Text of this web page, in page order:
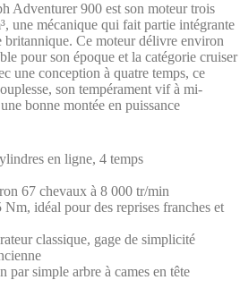
Adventurer 900 est son moteur trois
une mécanique qui fait partie intégrante
britannique. Ce moteur délivre environ
pour son époque et la catégorie cruiser
une conception à quatre temps, ce
son tempérament vif à mi-
bonne montée en puissance
en ligne, 4 temps
67 chevaux à 8 000 tr/min
idéal pour des reprises franches et
classique, gage de simplicité
par simple arbre à cames en tête